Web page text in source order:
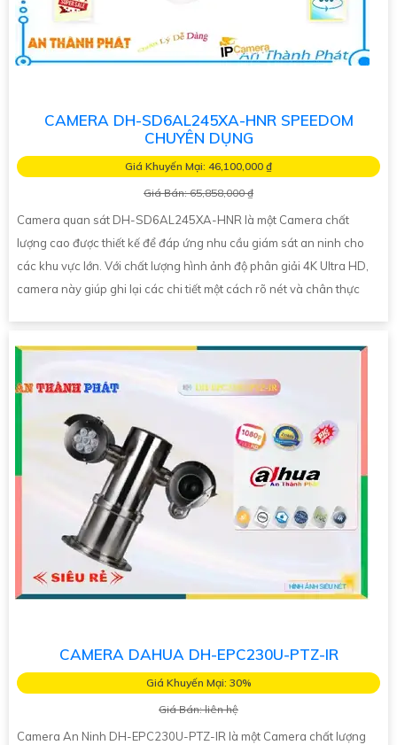
CAMERA DH-SD6AL245XA-HNR SPEEDOM
CHUYÊN DỤNG
Giá Khuyến Mại: 46,100,000 ₫
Giá Bán: 65,858,000 ₫
Camera quan sát DH-SD6AL245XA-HNR là một Camera chất
lượng cao được thiết kế để đáp ứng nhu cầu giám sát an ninh cho
các khu vực lớn. Với chất lượng hình ảnh độ phân giải 4K Ultra HD,
camera này giúp ghi lại các chi tiết một cách rõ nét và chân thực
CAMERA DAHUA DH-EPC230U-PTZ-IR
Giá Khuyến Mại: 30%
Giá Bán: liên hệ
Camera An Ninh DH-EPC230U-PTZ-IR là một Camera chất lượng